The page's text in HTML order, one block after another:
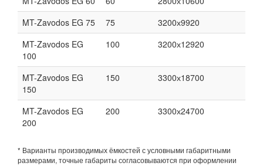
MT-Zavodos EG 75
75
3200х9920
MT-Zavodos EG
100
100 3200х12920
MT-Zavodos EG
150
150 3300х18700
MT-Zavodos EG
200
200 3300х24700
* Варианты производимых ёмкостей с условными габаритными
размерами, точные габариты согласовываются при оформлении